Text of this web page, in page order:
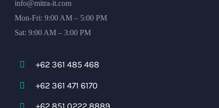
info@mitra-it.com
Mon-Fri: 9:00 AM – 5:00 PM
Sat: 9:00 AM – 3:00 PM
+62 361 485 468
+62 361 471 6170